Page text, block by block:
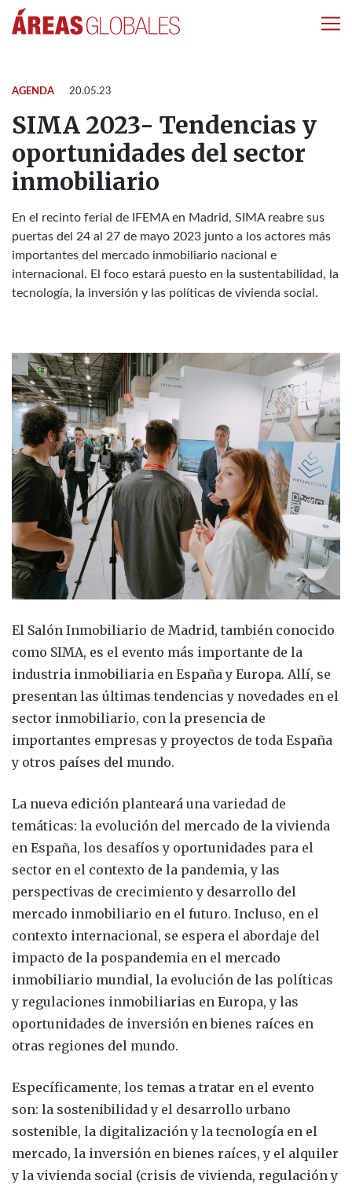
AGENDA 20.05.23
SIMA 2023- Tendencias y
oportunidades del sector
inmobiliario
En el recinto ferial de IFEMA en Madrid, SIMA reabre sus
puertas del 24 al 27 de mayo 2023 junto a los actores más
importantes del mercado inmobiliario nacional e
internacional. El foco estará puesto en la sustentabilidad, la
tecnología, la inversión y las políticas de vivienda social.
El Salón Inmobiliario de Madrid, también conocido
como SIMA, es el evento más importante de la
industria inmobiliaria en España y Europa. Allí, se
presentan las últimas tendencias y novedades en el
sector inmobiliario, con la presencia de
importantes empresas y proyectos de toda España
y otros países del mundo.
La nueva edición planteará una variedad de
temáticas: la evolución del mercado de la vivienda
en España, los desafíos y oportunidades para el
sector en el contexto de la pandemia, y las
perspectivas de crecimiento y desarrollo del
mercado inmobiliario en el futuro. Incluso, en el
contexto internacional, se espera el abordaje del
impacto de la pospandemia en el mercado
inmobiliario mundial, la evolución de las políticas
y regulaciones inmobiliarias en Europa, y las
oportunidades de inversión en bienes raíces en
otras regiones del mundo.
Específicamente, los temas a tratar en el evento
son: la sostenibilidad y el desarrollo urbano
sostenible, la digitalización y la tecnología en el
mercado, la inversión en bienes raíces, y el alquiler
y la vivienda social (crisis de vivienda, regulación y